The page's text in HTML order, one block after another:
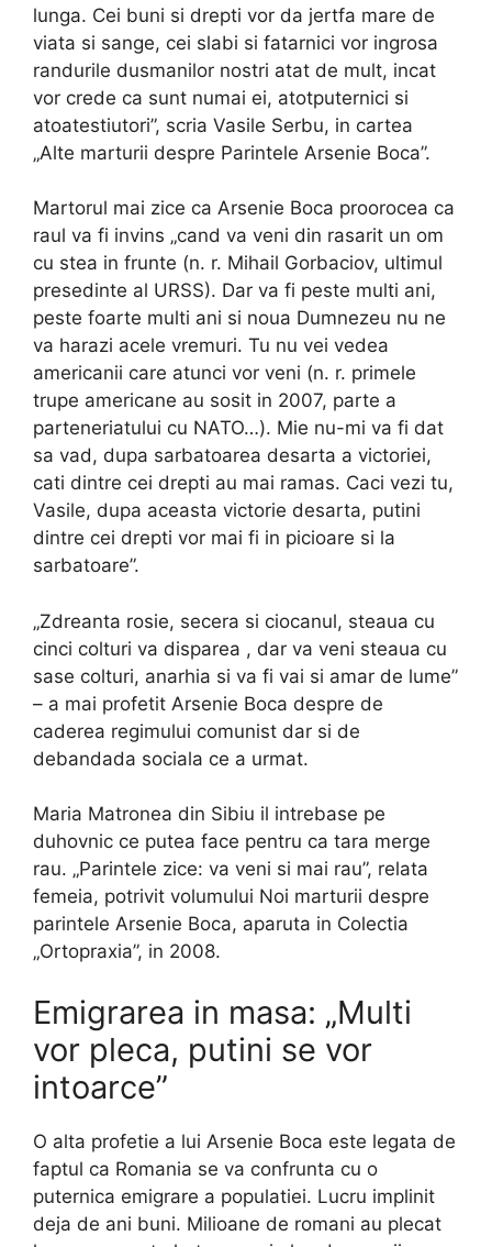
lunga. Cei buni si drepti vor da jertfa mare de
viata si sange, cei slabi si fatarnici vor ingrosa
randurile dusmanilor nostri atat de mult, incat
vor crede ca sunt numai ei, atotputernici si
atoatestiutori”, scria Vasile Serbu, in cartea
„Alte marturii despre Parintele Arsenie Boca”.
Martorul mai zice ca Arsenie Boca proorocea ca
raul va fi invins „cand va veni din rasarit un om
cu stea in frunte (n. r. Mihail Gorbaciov, ultimul
presedinte al URSS). Dar va fi peste multi ani,
peste foarte multi ani si noua Dumnezeu nu ne
va harazi acele vremuri. Tu nu vei vedea
americanii care atunci vor veni (n. r. primele
trupe americane au sosit in 2007, parte a
parteneriatului cu NATO…). Mie nu-mi va fi dat
sa vad, dupa sarbatoarea desarta a victoriei,
cati dintre cei drepti au mai ramas. Caci vezi tu,
Vasile, dupa aceasta victorie desarta, putini
dintre cei drepti vor mai fi in picioare si la
sarbatoare”.
„Zdreanta rosie, secera si ciocanul, steaua cu
cinci colturi va disparea , dar va veni steaua cu
sase colturi, anarhia si va fi vai si amar de lume”
– a mai profetit Arsenie Boca despre de
caderea regimului comunist dar si de
debandada sociala ce a urmat.
Maria Matronea din Sibiu il intrebase pe
duhovnic ce putea face pentru ca tara merge
rau. „Parintele zice: va veni si mai rau”, relata
femeia, potrivit volumului Noi marturii despre
parintele Arsenie Boca, aparuta in Colectia
„Ortopraxia”, in 2008.
Emigrarea in masa: „Multi
vor pleca, putini se vor
intoarce”
O alta profetie a lui Arsenie Boca este legata de
faptul ca Romania se va confrunta cu o
puternica emigrare a populatiei. Lucru implinit
deja de ani buni. Milioane de romani au plecat